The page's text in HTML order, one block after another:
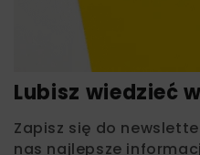
Lubisz wiedzieć
Zapisz się do
nas najlepsze